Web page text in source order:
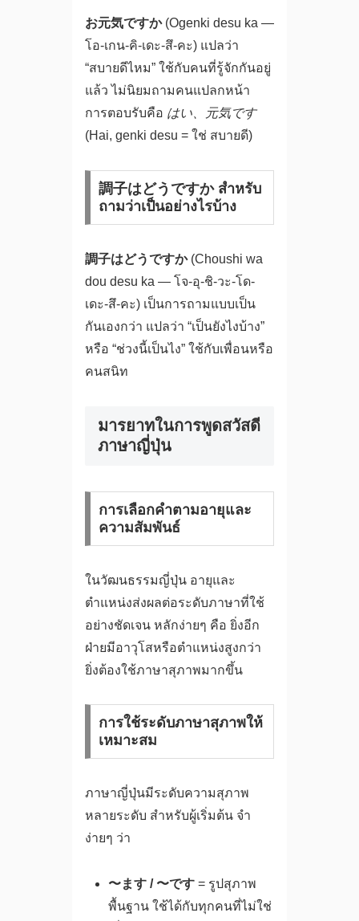
お元気ですか(Ogenki desu ka —
โอ-เกน-คิ-เดะ-สึ-คะ) แปลว่า
“สบายดีไหม” ใช้กับคนที่รู้จักกันอยู่
แล้ว ไม่นิยมถามคนแปลกหน้า
การตอบรับคือ はい、元気です
(Hai, genki desu = ใช่ สบายดี)
調子はどうですか สำหรับ
ถามว่าเป็นอย่างไรบ้าง
調子はどうですか(Choushi wa
dou desu ka — โจ-อุ-ชิ-วะ-โด-
เดะ-สึ-คะ) เป็นการถามแบบเป็น
กันเองกว่า แปลว่า “เป็นยังไงบ้าง”
หรือ “ช่วงนี้เป็นไง” ใช้กับเพื่อนหรือ
คนสนิท
มารยาทในการพูดสวัสดี
ภาษาญี่ปุ่น
การเลือกคำตามอายุและ
ความสัมพันธ์
ในวัฒนธรรมญี่ปุ่น อายุและ
ตำแหน่งส่งผลต่อระดับภาษาที่ใช้
อย่างชัดเจน หลักง่ายๆ คือ ยิ่งอีก
ฝ่ายมีอาวุโสหรือตำแหน่งสูงกว่า
ยิ่งต้องใช้ภาษาสุภาพมากขึ้น
การใช้ระดับภาษาสุภาพให้
เหมาะสม
ภาษาญี่ปุ่นมีระดับความสุภาพ
หลายระดับ สำหรับผู้เริ่มต้น จำ
ง่ายๆ ว่า
〜ます / 〜です= รูปสุภาพ
พื้นฐาน ใช้ได้กับทุกคนที่ไม่ใช่